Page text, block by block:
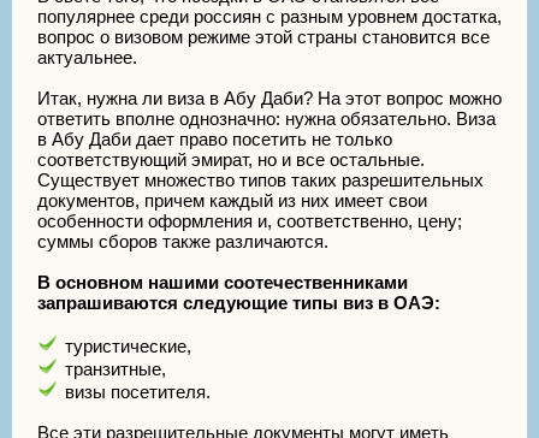
популярнее среди россиян с разным уровнем достатка,
вопрос о визовом режиме этой страны становится все
актуальнее.
Итак, нужна ли виза в Абу Даби? На этот вопрос можно
ответить вполне однозначно: нужна обязательно. Виза
в Абу Даби дает право посетить не только
соответствующий эмират, но и все остальные.
Существует множество типов таких разрешительных
документов, причем каждый из них имеет свои
особенности оформления и, соответственно, цену;
суммы сборов также различаются.
В основном нашими соотечественниками
запрашиваются следующие типы виз в ОАЭ:
туристические,
транзитные,
визы посетителя.
Все эти разрешительные документы могут иметь